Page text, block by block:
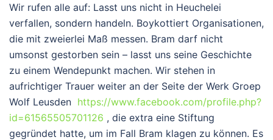
Wir rufen alle auf: Lasst uns nicht in Heuchelei
verfallen, sondern handeln. Boykottiert Organisationen,
die mit zweierlei Maß messen. Bram darf nicht
umsonst gestorben sein – lasst uns seine Geschichte
zu einem Wendepunkt machen. Wir stehen in
aufrichtiger Trauer weiter an der Seite der Werk Groep
Wolf Leusden https://www.facebook.com/profile.php?
id=61565505701126 , die extra eine Stiftung
gegründet hatte, um im Fall Bram klagen zu können. Es